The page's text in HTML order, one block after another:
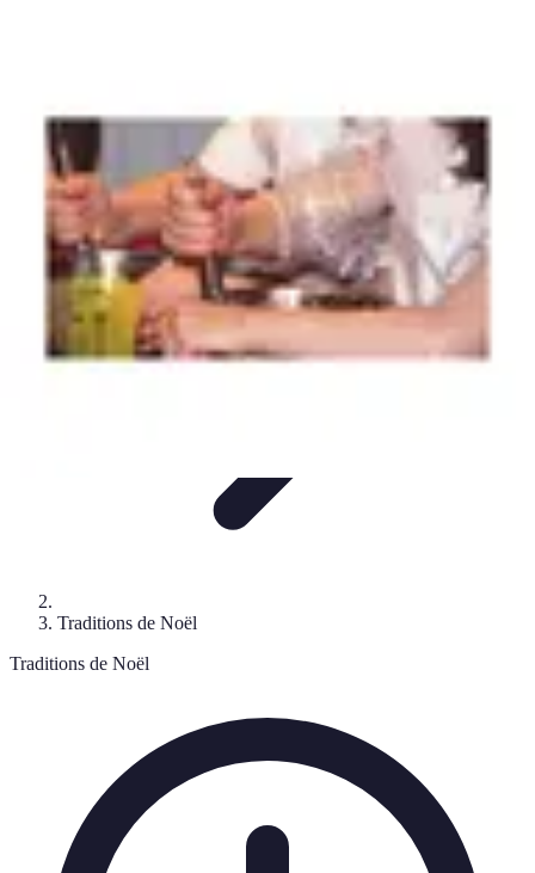
Magie de Noël
Traditions de Noël
Traditions de Noël